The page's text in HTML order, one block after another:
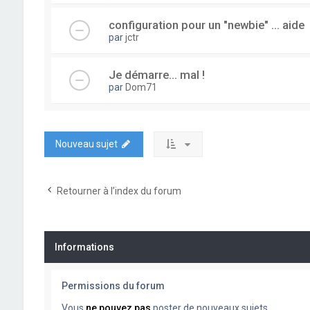
configuration pour un "newbie" ... aide
parjctr
Je démarre... mal !
par Dom71
Nouveau sujet
Retourner à l’index du forum
Informations
Permissions du forum